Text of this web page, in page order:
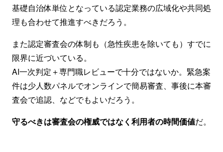
基礎自治体単位となっている認定業務の広域化や共同処
理も合わせて推進すべきだろう。
また認定審査会の体制も（急性疾患を除いても）すでに
限界に近づいている。
AI一次判定＋専門職レビューで十分ではないか。緊急案
件は少人数パネルでオンラインで簡易審査、事後に本審
査会で追認、などでもよいだろう。
守るべきは審査会の権威ではなく利用者の時間価値だ。